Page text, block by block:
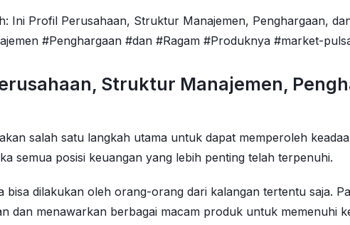
Ini Profil Perusahaan, Struktur Manajemen, Penghargaan,
#Penghargaan #dan #Ragam #Produknya #market-
Struktur Manajemen,
salah satu langkah utama untuk dapat memperoleh
semua posisi keuangan yang lebih penting telah terpenuhi.
bisa dilakukan oleh orang-orang dari kalangan tertentu saja.
dan menawarkan berbagai macam produk untuk memenuhi